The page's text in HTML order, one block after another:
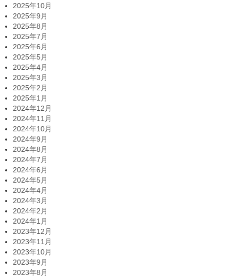
2025年10月
2025年9月
2025年8月
2025年7月
2025年6月
2025年5月
2025年4月
2025年3月
2025年2月
2025年1月
2024年12月
2024年11月
2024年10月
2024年9月
2024年8月
2024年7月
2024年6月
2024年5月
2024年4月
2024年3月
2024年2月
2024年1月
2023年12月
2023年11月
2023年10月
2023年9月
2023年8月